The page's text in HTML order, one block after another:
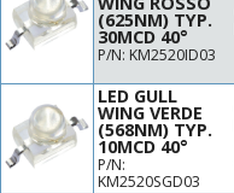
(625NM) TYP.
30MCD 40°
P/N: KM2520ID03
LED GULL
WING VERDE
(568NM) TYP.
10MCD 40°
P/N:
KM2520SGD03